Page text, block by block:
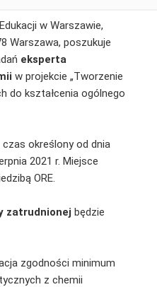
w Warszawie,
Warszawa, poszukuje
eksperta
w projekcie „Tworzenie
do kształcenia ogólnego
określony od dnia
2021 r. Miejsce
ORE.
zatrudnionej będzie
zgodności minimum
z chemii